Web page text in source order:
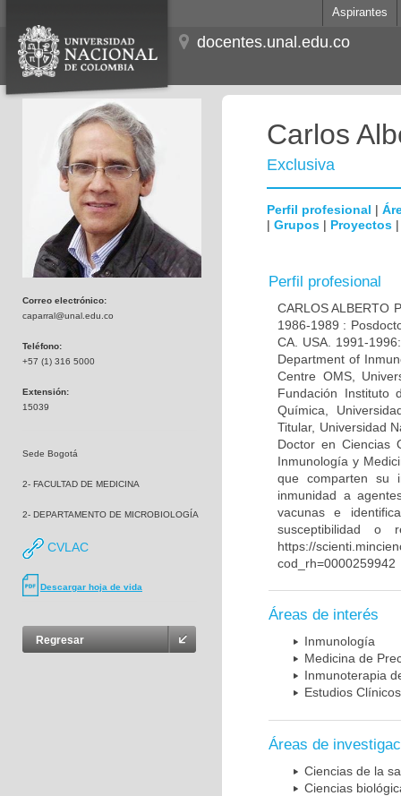
Aspirantes
docentes.unal.edu.co
Correo electrónico:
caparral@unal.edu.co
Teléfono:
+57 (1) 316 5000
Extensión:
15039
Sede Bogotá
2- FACULTAD DE MEDICINA
2- DEPARTAMENTO DE MICROBIOLOGÍA
CVLAC
Descargar hoja de vida
Regresar
Carlos
Exclusiva
Perfil profesional |
| Grupos | Proyectos
Perfil profesional
CARLOS ALBERTO
1986-1989 :
CA. USA. 1991-
Department of
Centre OMS,
Fundación Instituto
Química,
Titular, Universidad
Doctor en Ciencias
Inmunología y
que comparten su
inmunidad a
vacunas e
susceptibilidad o
https://
cod_rh=0000259942
Áreas de interés
Inmunología
Medicina de
Inmunoterapia
Estudios Clínicos
Áreas de
Ciencias de la
Ciencias